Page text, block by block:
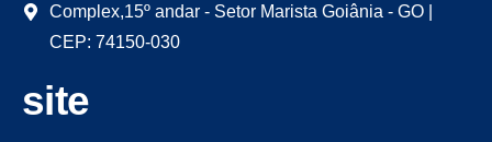
Complex,15º andar - Setor Marista Goiânia - GO |
CEP: 74150-030
site